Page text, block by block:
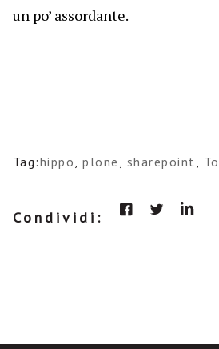
un po’ assordante.
Tag:hippo,plone , sharepoint,
Condividi: